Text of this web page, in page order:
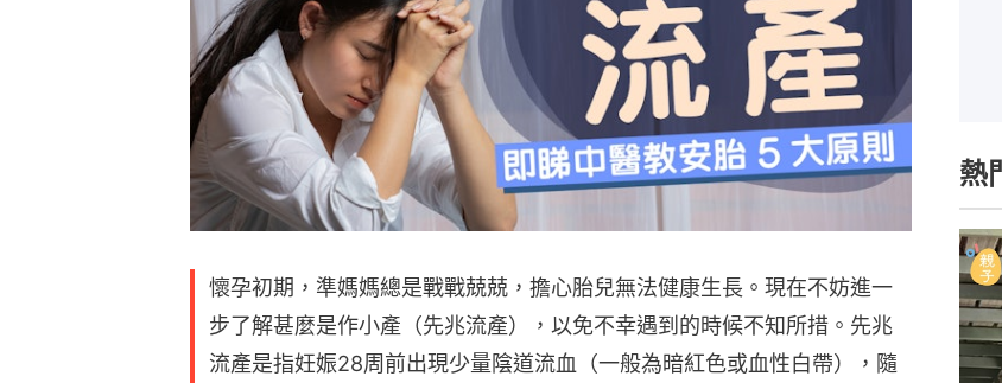
懷孕初期，準媽媽總是戰戰兢兢，擔心胎兒無法健康生長。現在不妨進一
步了解甚麼是作小產（先兆流產），以免不幸遇到的時候不知所措。先兆
流產是指妊娠28周前出現少量陰道流血（一般為暗紅色或血性白帶），隨
熱